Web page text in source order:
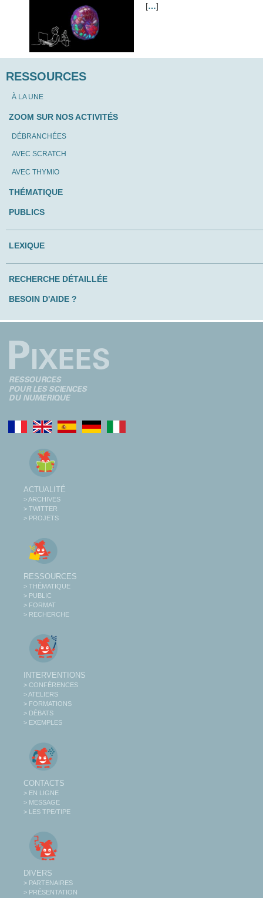
[…]
RESSOURCES
À LA UNE
ZOOM SUR NOS ACTIVITÉS
DÉBRANCHÉES
AVEC SCRATCH
AVEC THYMIO
THÉMATIQUE
PUBLICS
LEXIQUE
RECHERCHE DÉTAILLÉE
BESOIN D'AIDE ?
ACTUALITÉ
> ARCHIVES
> TWITTER
> PROJETS
RESSOURCES
> THÉMATIQUE
> PUBLIC
> FORMAT
> RECHERCHE
INTERVENTIONS
> CONFÉRENCES
> ATELIERS
> FORMATIONS
> DÉBATS
> EXEMPLES
CONTACTS
> EN LIGNE
> MESSAGE
> LES TPE/TIPE
DIVERS
> PARTENAIRES
> PRÉSENTATION